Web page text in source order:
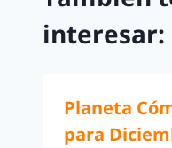
interesar:
Planeta
para